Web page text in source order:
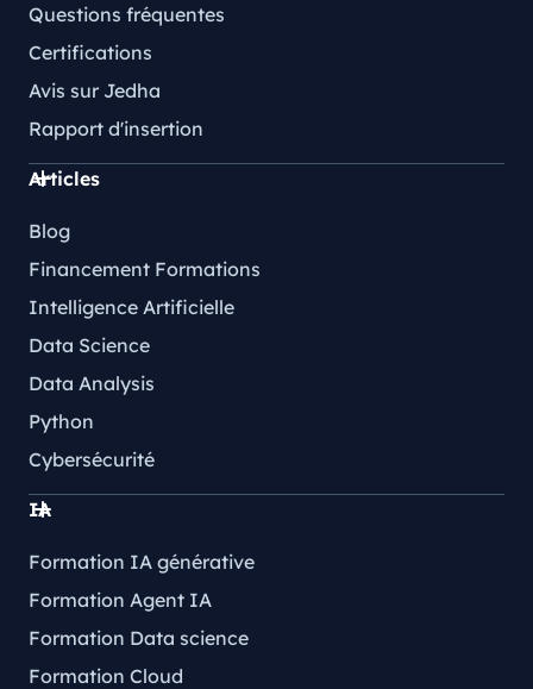
Questions fréquentes
Certifications
Avis sur Jedha
Rapport d'insertion
Articles
Blog
Financement Formations
Intelligence Artificielle
Data Science
Data Analysis
Python
Cybersécurité
IA
Formation IA générative
Formation Agent IA
Formation Data science
Formation Cloud